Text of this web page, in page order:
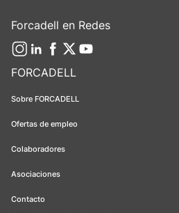
FORCADELL
Sobre FORCADELL
Ofertas de empleo
Colaboradores
Asociaciones
Contacto
Forcadell en Redes